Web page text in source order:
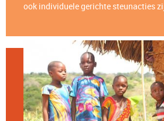
ook individuele gerichte steunacties